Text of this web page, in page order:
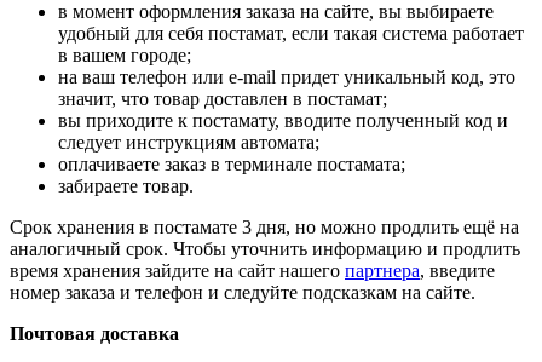
в момент оформления заказа на сайте, вы выбираете
удобный для себя постамат, если такая система работает
в вашем городе;
на ваш телефон или e-mail придет уникальный код, это
значит, что товар доставлен в постамат;
вы приходите к постамату, вводите полученный код и
следует инструкциям автомата;
оплачиваете заказ в терминале постамата;
забираете товар.
Срок хранения в постамате 3 дня, но можно продлить ещё на
аналогичный срок. Чтобы уточнить информацию и продлить
время хранения зайдите на сайт нашего партнера, введите
номер заказа и телефон и следуйте подсказкам на сайте.
Почтовая доставка